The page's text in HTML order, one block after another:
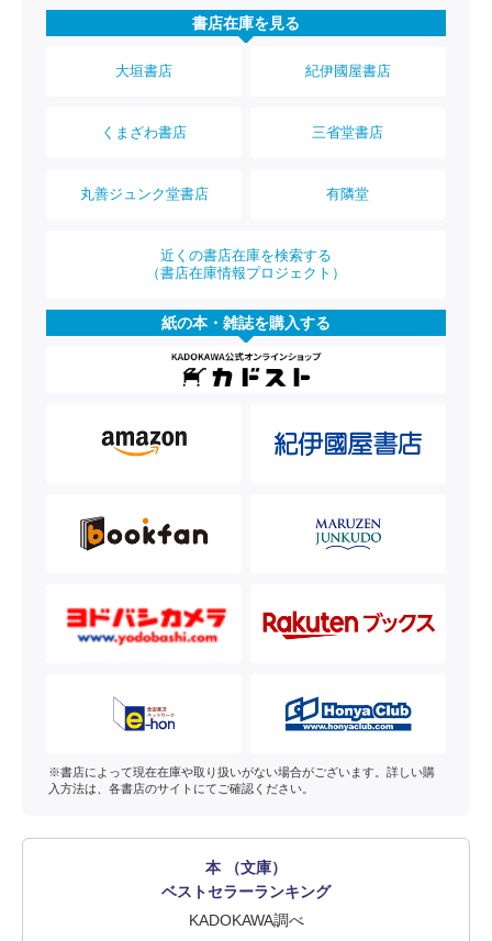
書店在庫を見る
大垣書店 紀伊國屋書店
くまざわ書店 三省堂書店
丸善ジュンク堂書店 有隣堂
近くの書店在庫を検索する
（書店在庫情報プロジェクト）
紙の本・雑誌を購入する
※書店によって現在在庫や取り扱いがない場合がございます。詳しい購
入方法は、各書店のサイトにてご確認ください。
本 （文庫）
ベストセラーランキング
KADOKAWA調べ